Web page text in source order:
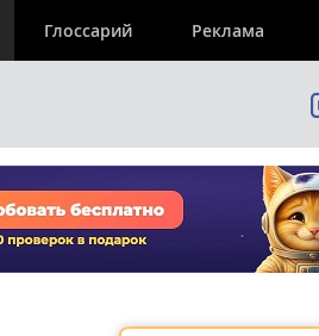
Глоссарий Реклама